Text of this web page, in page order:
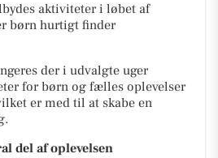
aktiviteter i løbet af
børn hurtigt finder
der i udvalgte uger
for børn og fælles oplevelser
er med til at skabe en
del af oplevelsen